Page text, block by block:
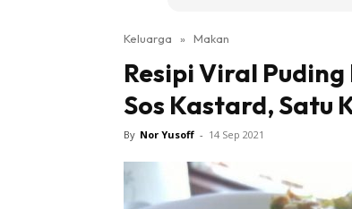
Keluarga » Makan
Resipi Viral
Sos Kastard, Satu
By Nor Yusoff - 14 Sep 2021